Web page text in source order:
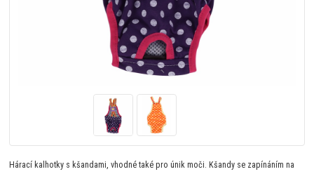
Hárací kalhotky s kšandami, vhodné také pro únik moči. Kšandy se zapínáním na